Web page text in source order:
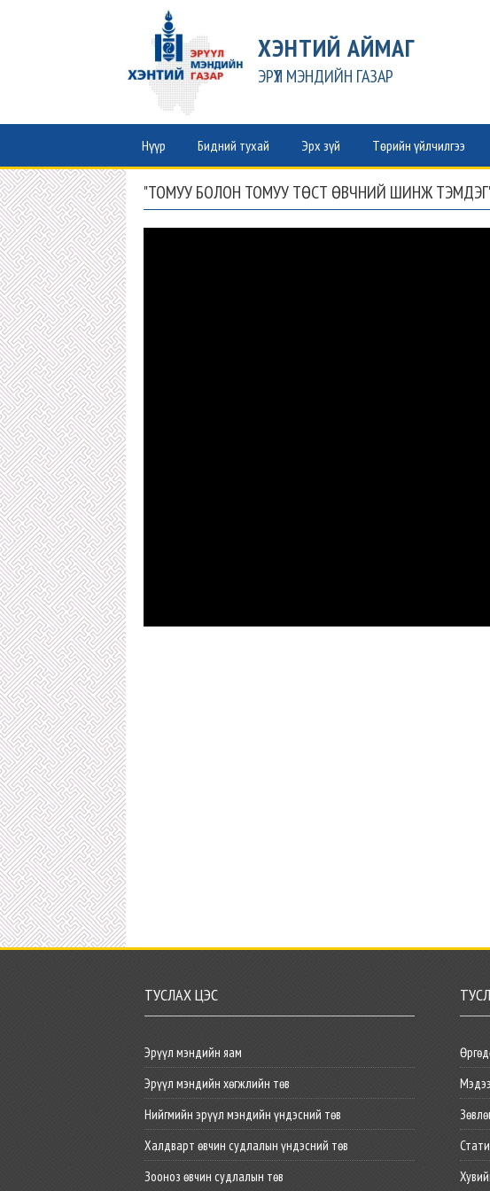
ХЭНТИЙ АЙМАГ
ЭРҮҮЛ МЭНДИЙН ГАЗАР
Нүүр Бидний тухай Эрх зүй Төрийн үйлчилгээ
"ТОМУУ БОЛОН ТОМУУ ТӨСТ ӨВЧНИЙ ШИНЖ
ТУСЛАХ ЦЭС
Эрүүл мэндийн яам
Эрүүл мэндийн хөгжлийн төв
Нийгмийн эрүүл мэндийн үндэсний төв
Халдварт өвчин судлалын үндэсний төв
Зооноз өвчин судлалын төв